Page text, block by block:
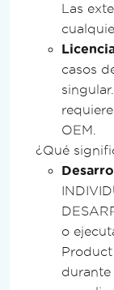
Las
casos
OEM.
¿Qué
o